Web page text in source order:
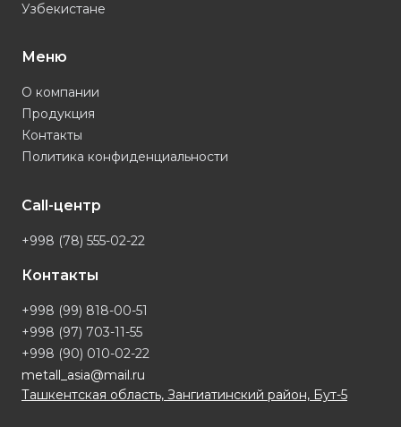
Узбекистане
Меню
О компании
Продукция
Контакты
Политика конфиденциальности
Call-центр
+998 (78) 555-02-22
Контакты
+998 (99) 818-00-51
+998 (97) 703-11-55
+998 (90) 010-02-22
metall_asia@mail.ru
Ташкентская область, Зангиатинский район, Бут-5